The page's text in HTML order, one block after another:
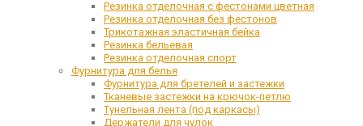
Резинка отделочная с фестонами цветная
Резинка отделочная без фестонов
Трикотажная эластичная бейка
Резинка бельевая
Резинка отделочная спорт
Фурнитура для белья
Фурнитура для бретелей и застежки
Тканевые застежки на крючок-петлю
Тунельная лента (под каркасы)
Держатели для чулок